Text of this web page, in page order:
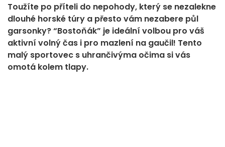
Toužíte po příteli do nepohody, který se nezalekne
dlouhé horské túry a přesto vám nezabere půl
garsonky? “Bostoňák” je ideální volbou pro váš
aktivní volný čas i pro mazlení na gaučil! Tento
malý sportovec s uhrančivýma očima si vás
omotá kolem tlapy.